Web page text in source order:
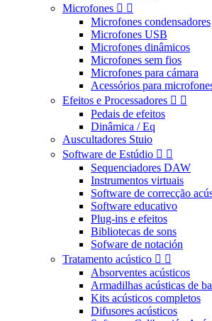
Microfones  
Microfones condensadores
Microfones USB
Microfones dinâmicos
Microfones sem fios
Microfones para cámara
Acessórios para
Efeitos e Processadores  
Pedais de efeitos
Dinâmica / Eq
Auscultadores Stuio
Software de Estúdio  
Sequenciadores DAW
Instrumentos virtuais
Software de correcção
Software educativo
Plug-ins e efeitos
Bibliotecas de sons
Sofware de notación
Tratamento acústico  
Absorventes acústicos
Armadilhas acústicas de
Kits acústicos completos
Difusores acústicos